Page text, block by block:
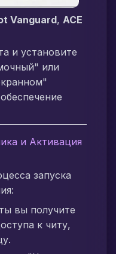
Vanguard, ACE
и установите
или
и Активация
запуска
вы получите
к читу,